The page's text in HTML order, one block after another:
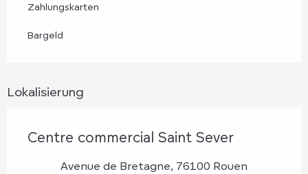
Zahlungskarten
Bargeld
Lokalisierung
Centre commercial Saint Sever
Avenue de Bretagne, 76100 Rouen